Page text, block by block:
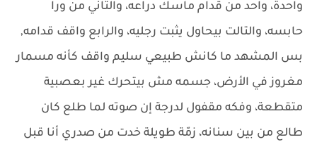
واحدة، واحد من قدام ماسك دراعه، والتاني من ورا
حابسه، والتالت بيحاول يثبت رجليه، والرابع واقف قدامه,
بس المشهد ما كانش طبيعي سليم واقف كأنه مسمار
مغروز في الأرض، جسمه مش بيتحرك غير بعصبية
متقطعة، وفكه مقفول لدرجة إن صوته لما طلع كان
طالع من بين سنانه، زمّة طويلة خدت من صدري أنا قبل